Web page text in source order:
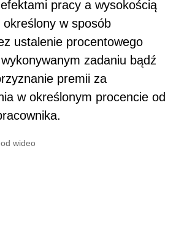
pracy a wysokością
w sposób
ustalenie procentowego
zadaniu bądź
premii za
w określonym procencie od
wideo